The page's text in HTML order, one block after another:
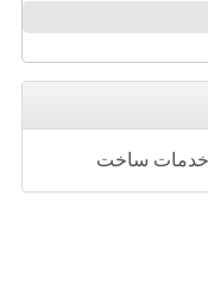
خدمات ساخت